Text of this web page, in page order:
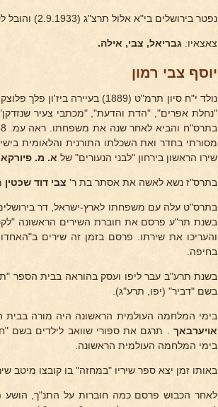
נפטר בירושלים בי"א אלול תרצ"ג (2.9.1933) והובל לקברות. בתל-אביב בבית הקברות הישן.
צאצאיו: גבריאל, צבי, אילה.
יוסף צבי רמון
נולד י"ח סיון תרמ"ט (1889) בעיירה ביז'ון פלך פלוצק (פולין), לאביו ר'
"נחלת אפרים", "הדת והדעת", "מכתבי צעיר
בתרס"ח והביא לאחר שנה את משפחתו. ראה עמ. 458) ולאמו
מסורתי בחדר ואת השכלתו התורנית והלאומית
שירו הראשון בירחון "לבני הנעורים" של א. מ. פיורקא
בתרס"ז נשא לאשה את אסתר בת ר' צבי דוד שכטין
בתרס"ט עלה עם משפחתו לארץ-ישראל, דר
בשנת תר"ע פרסם את חוברת השירים הראשונה
והעריכו את שירתו. פרסם בזמן זה שירים
בחיפה.
בשנת תרע"ב עבר ליפו ועסק בהוראה בבית הספר
בשם "דביר" (יפו, תרע"ג).
בימי המלחמה העולמית הראשונה היה מורה
אויערבאך . תרגם את ספורי שוואב לילדים בשם
בימי המלחמה העולמית הראשונה.
באותו זמן יצא ספר שיריו "במחזה" בו קובצו מיטב
לאחר הכבוש פרסם כמה חוברות על התנ"ך,